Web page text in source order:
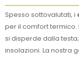
Spesso sottovalutati, i
per il comfort
si disperde dalla
insolazioni. La nostra